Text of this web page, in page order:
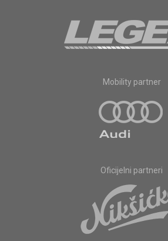
Mobility partner
Oficijelni partneri